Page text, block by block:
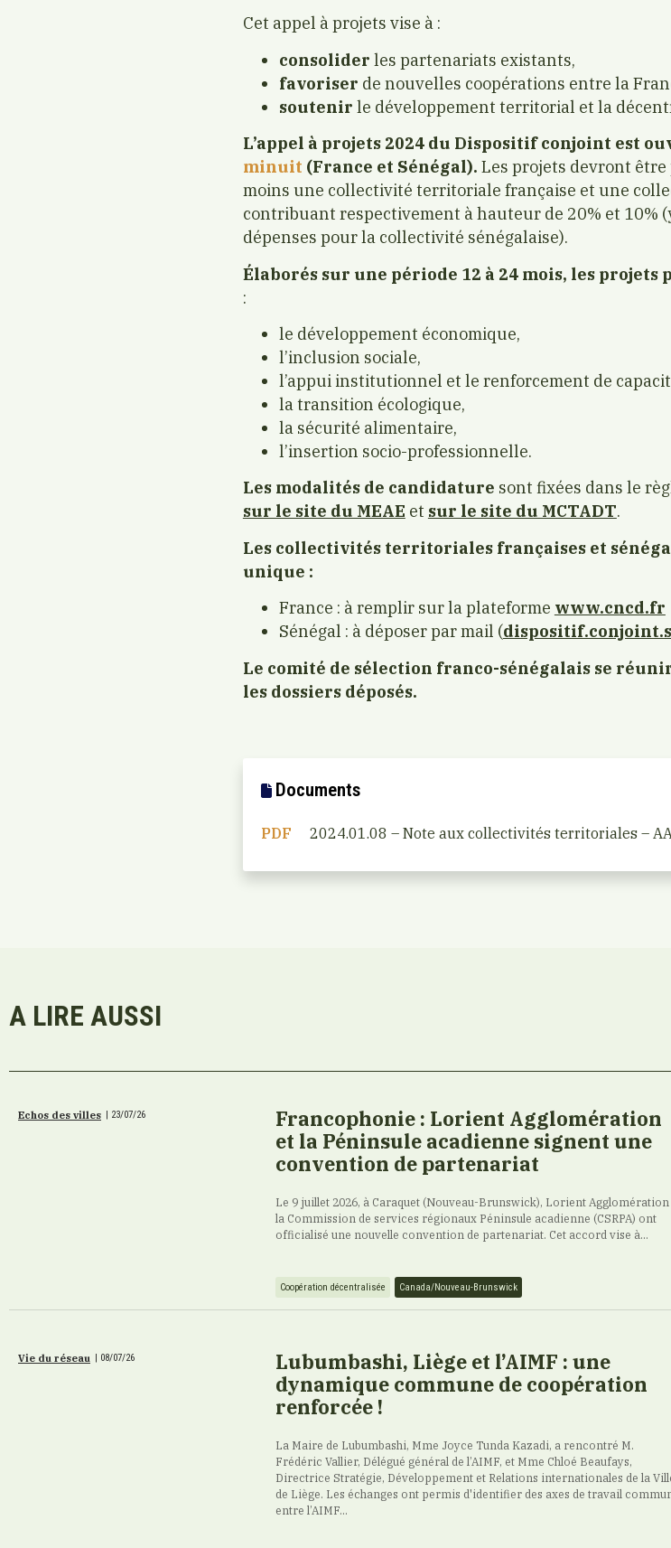
Cet appel à projets vise à :
consolider les partenariats existants,
favoriser de nouvelles coopérations entre la
soutenir le développement territorial et la
L’appel à projets 2024 du Dispositif conjoint est
minuit (France et Sénégal). Les projets devront
moins une collectivité territoriale française et une
contribuant respectivement à hauteur de 20% et 10%
dépenses pour la collectivité sénégalaise).
Élaborés sur une période 12 à 24 mois, les
:
le développement économique,
l’inclusion sociale,
l’appui institutionnel et le renforcement de
la transition écologique,
la sécurité alimentaire,
l’insertion socio-professionnelle.
Les modalités de candidature sont fixées dans le
sur le site du MEAE et sur le site du MCTADT.
Les collectivités territoriales françaises et
unique :
France : à remplir sur la plateforme www.cncd.fr
Sénégal : à déposer par mail (
Le comité de sélection franco-sénégalais se
les dossiers déposés.
Documents
PDF 2024.01.08 – Note aux collectivités territoriales –
A LIRE AUSSI
Echos des villes | 23/07/26
Francophonie : Lorient Agglomération
et la Péninsule acadienne signent une
convention de partenariat
Le 9 juillet 2026, à Caraquet (Nouveau-Brunswick), Lorient Agglomération
la Commission de services régionaux Péninsule acadienne (CSRPA) ont
officialisé une nouvelle convention de partenariat. Cet accord vise à...
Coopération décentralisée Canada/Nouveau-Brunswick
Vie du réseau 08/07/26
Lubumbashi, Liège et l’AIMF : une
dynamique commune de coopération
renforcée !
La Maire de Lubumbashi, Mme Joyce Tunda Kazadi, a rencontré M.
Frédéric Vallier, Délégué général de l’AIMF, et Mme Chloé Beaufays,
Directrice Stratégie, Développement et Relations internationales de la
de Liège. Les échanges ont permis d'identifier des axes de travail
entre l’AIMF...